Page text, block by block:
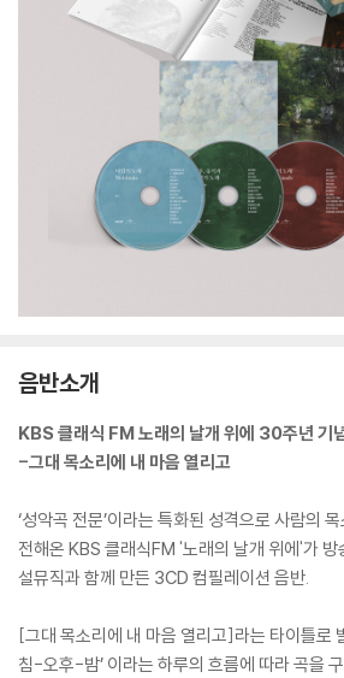
음반소개
KBS 클래식 FM 노래의 날개 위에 30주년 기
-그대 목소리에 내 마음 열리고
‘성악곡 전문’이라는 특화된 성격으로 사람의
전해온 KBS 클래식FM '노래의 날개 위에'가
설뮤직과 함께 만든 3CD 컴필레이션 음반.
[그대 목소리에 내 마음 열리고]라는 타이틀로
침-오후-밤’ 이라는 하루의 흐름에 따라 곡을